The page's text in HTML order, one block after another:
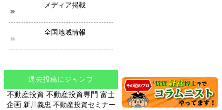
メディア掲載
全国地域情報
過去投稿にジャンプ
不動産投資 不動産投資専門 富士
企画 新川義忠 不動産投資セミナー